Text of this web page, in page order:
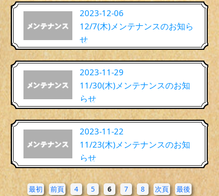
2023-12-06
12/7(木)メンテナンスのお知ら
せ
2023-11-29
11/30(木)メンテナンスのお知
らせ
2023-11-22
11/23(木)メンテナンスのお知
らせ
最初 前頁 4 5 6 7 8 次頁 最後